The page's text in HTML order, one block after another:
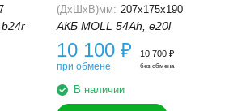
(ДхШхВ)мм: 207x175x190
АКБ MOLL 54Ah, e20l
10 100 ₽
при обмене
10 700 ₽
без обмена
В наличии